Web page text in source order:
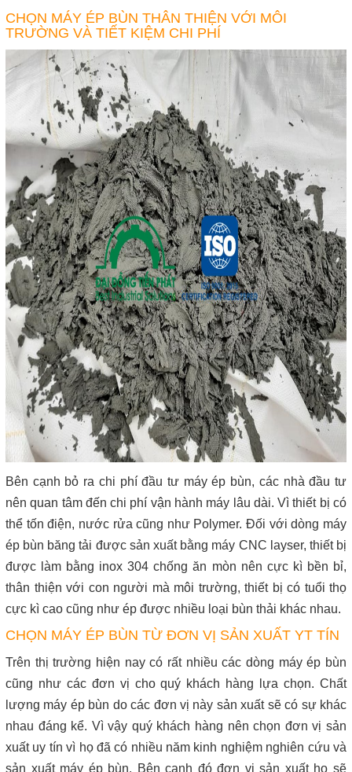
CHỌN MÁY ÉP BÙN THÂN THIỆN VỚI MÔI
TRƯỜNG VÀ TIẾT KIỆM CHI PHÍ
Bên cạnh bỏ ra chi phí đầu tư máy ép bùn, các nhà đầu tư
nên quan tâm đến chi phí vận hành máy lâu dài. Vì thiết bị có
thể tốn điện, nước rửa cũng như Polymer. Đối với dòng máy
ép bùn băng tải được sản xuất bằng máy CNC layser, thiết bị
được làm bằng inox 304 chống ăn mòn nên cực kì bền bỉ,
thân thiện với con người mà môi trường, thiết bị có tuổi thọ
cực kì cao cũng như ép được nhiều loại bùn thải khác nhau.
CHỌN MÁY ÉP BÙN TỪ ĐƠN VỊ SẢN XUẤT YT TÍN
Trên thị trường hiện nay có rất nhiều các dòng máy ép bùn
cũng như các đơn vị cho quý khách hàng lựa chọn. Chất
lượng máy ép bùn do các đơn vị này sản xuất sẽ có sự khác
nhau đáng kể. Vì vậy quý khách hàng nên chọn đơn vị sản
xuất uy tín vì họ đã có nhiều năm kinh nghiệm nghiên cứu và
sản xuất máy ép bùn. Bên cạnh đó đơn vị sản xuất họ sẽ